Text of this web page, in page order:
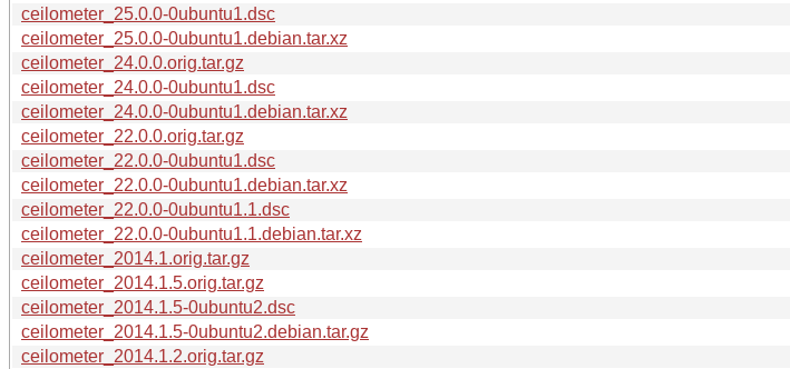
ceilometer_25.0.0-0ubuntu1.dsc
ceilometer_25.0.0-0ubuntu1.debian.tar.xz
ceilometer_24.0.0.orig.tar.gz
ceilometer_24.0.0-0ubuntu1.dsc
ceilometer_24.0.0-0ubuntu1.debian.tar.xz
ceilometer_22.0.0.orig.tar.gz
ceilometer_22.0.0-0ubuntu1.dsc
ceilometer_22.0.0-0ubuntu1.debian.tar.xz
ceilometer_22.0.0-0ubuntu1.1.dsc
ceilometer_22.0.0-0ubuntu1.1.debian.tar.xz
ceilometer_2014.1.orig.tar.gz
ceilometer_2014.1.5.orig.tar.gz
ceilometer_2014.1.5-0ubuntu2.dsc
ceilometer_2014.1.5-0ubuntu2.debian.tar.gz
ceilometer_2014.1.2.orig.tar.gz